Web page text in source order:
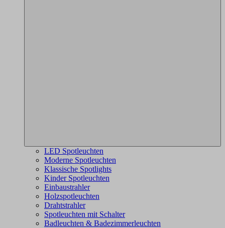
LED Spotleuchten
Moderne Spotleuchten
Klassische Spotlights
Kinder Spotleuchten
Einbaustrahler
Holzspotleuchten
Drahtstrahler
Spotleuchten mit Schalter
Badleuchten & Badezimmerleuchten